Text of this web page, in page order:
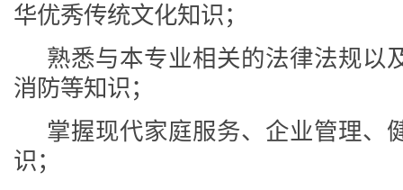
华优秀传统文化知识；
熟悉与本专业相关的法律法规以
消防等知识；
掌握现代家庭服务、企业管理、
识；